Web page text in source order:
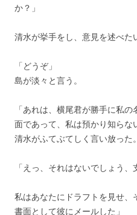
か？」
清水が挙手をし、意見を述べた
「どうぞ」
島が淡々と言う。
「あれは、横尾君が勝手に私
面であって、私は預かり知らな
清水がふてぶてしく言い放った。
「えっ、それはないでしょう、
私はあなたにドラフトを見せ
書面として彼にメールした」